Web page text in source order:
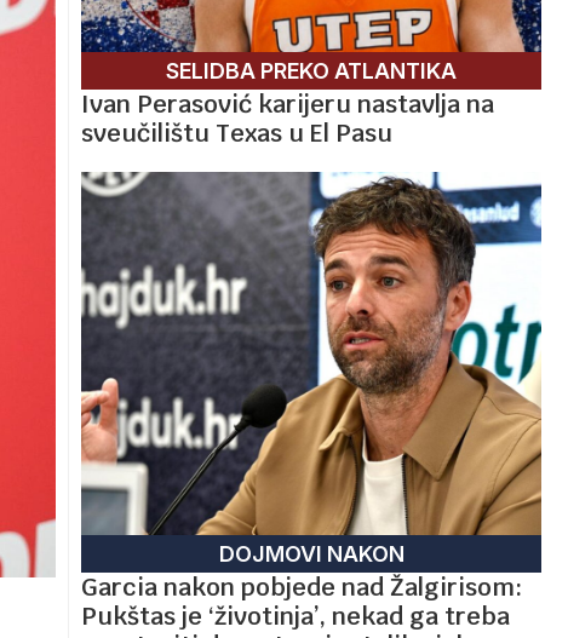
SELIDBA PREKO ATLANTIKA
Ivan Perasović karijeru nastavlja na
sveučilištu Texas u El Pasu
DOJMOVI NAKON
Garcia nakon pobjede nad Žalgirisom:
Pukštas je ‘životinja’, nekad ga treba